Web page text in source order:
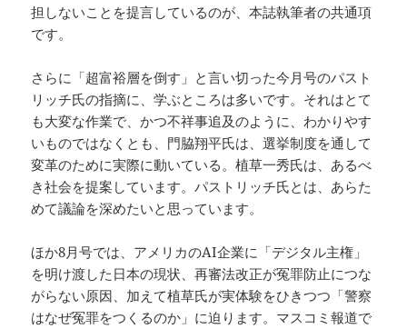
担しないことを提言しているのが、本誌執筆者の共通項
です。
さらに「超富裕層を倒す」と言い切った今月号のパスト
リッチ氏の指摘に、学ぶところは多いです。それはとて
も大変な作業で、かつ不祥事追及のように、わかりやす
いものではなくとも、門脇翔平氏は、選挙制度を通して
変革のために実際に動いている。植草一秀氏は、あるべ
き社会を提案しています。パストリッチ氏とは、あらた
めて議論を深めたいと思っています。
ほか8月号では、アメリカのAI企業に「デジタル主権」
を明け渡した日本の現状、再審法改正が冤罪防止につな
がらない原因、加えて植草氏が実体験をひきつつ「警察
はなぜ冤罪をつくるのか」に迫ります。マスコミ報道で